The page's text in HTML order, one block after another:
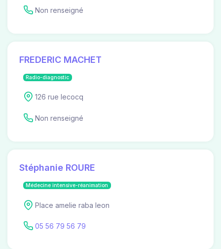
Non renseigné
FREDERIC MACHET
Radio-diagnostic
126 rue lecocq
Non renseigné
Stéphanie ROURE
Médecine intensive-réanimation
Place amelie raba leon
05 56 79 56 79